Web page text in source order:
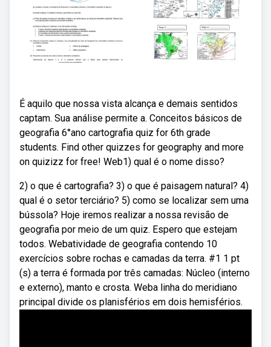
É aquilo que nossa vista alcança e demais sentidos
captam. Sua análise permite a. Conceitos básicos de
geografia 6°ano cartografia quiz for 6th grade
students. Find other quizzes for geography and more
on quizizz for free! Web1) qual é o nome disso?
2) o que é cartografia? 3) o que é paisagem natural? 4)
qual é o setor terciário? 5) como se localizar sem uma
bússola? Hoje iremos realizar a nossa revisão de
geografia por meio de um quiz. Espero que estejam
todos. Webatividade de geografia contendo 10
exercícios sobre rochas e camadas da terra. #1 1 pt
(s) a terra é formada por três camadas: Núcleo (interno
e externo), manto e crosta. Weba linha do meridiano
principal divide os planisférios em dois hemisférios.